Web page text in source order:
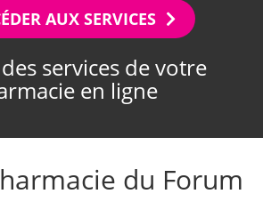
AUX SERVICES
services de votre
en ligne
du Forum